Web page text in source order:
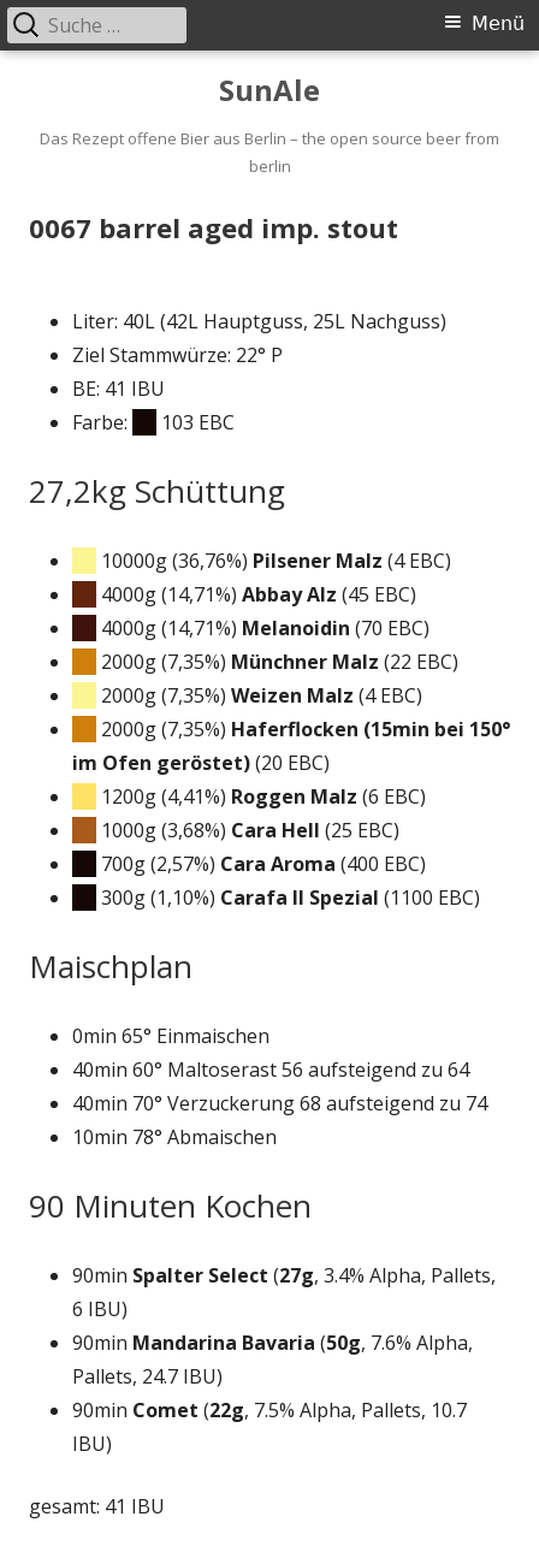
Inhalt
SunAle
Das Rezept offene Bier aus Berlin – the open source beer from
berlin
Primäres
Menü
Suche
nach:
0067 barrel aged imp. stout
Liter: 40L (42L Hauptguss, 25L Nachguss)
Ziel Stammwürze: 22° P
BE: 41 IBU
Farbe:
103 EBC
27,2kg Schüttung
10000g (36,76%) Pilsener Malz (4 EBC)
4000g (14,71%) Abbay Alz (45 EBC)
4000g (14,71%) Melanoidin (70 EBC)
2000g (7,35%) Münchner Malz (22 EBC)
2000g (7,35%) Weizen Malz (4 EBC)
2000g (7,35%) Haferflocken (15min bei 150°
im Ofen geröstet)(20 EBC)
1200g (4,41%) Roggen Malz (6 EBC)
1000g (3,68%) Cara Hell (25 EBC)
700g (2,57%) Cara Aroma (400 EBC)
300g (1,10%) Carafa II Spezial (1100 EBC)
Maischplan
0min 65° Einmaischen
40min 60° Maltoserast 56 aufsteigend zu 64
40min 70° Verzuckerung 68 aufsteigend zu 74
10min 78° Abmaischen
90 Minuten Kochen
90min Spalter Select (27g, 3.4% Alpha, Pallets,
6 IBU)
90min Mandarina Bavaria (50g, 7.6% Alpha,
Pallets, 24.7 IBU)
90min Comet (22g, 7.5% Alpha, Pallets, 10.7
IBU)
gesamt: 41 IBU